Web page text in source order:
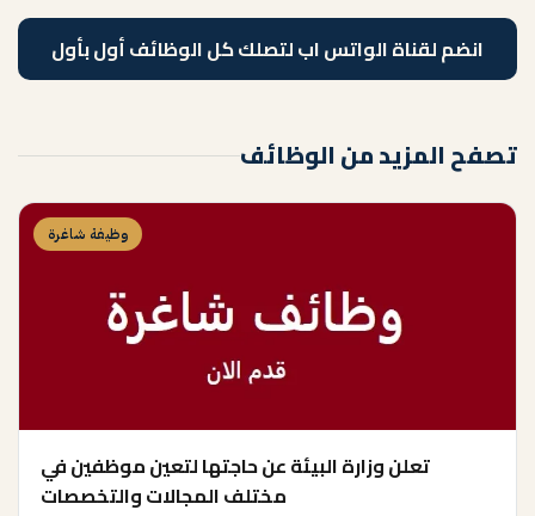
انضم لقناة الواتس اب لتصلك كل الوظائف أول بأول
تصفح المزيد من الوظائف
وظيفة شاغرة
تعلن وزارة البيئة عن حاجتها لتعين موظفين في
مختلف المجالات والتخصصات